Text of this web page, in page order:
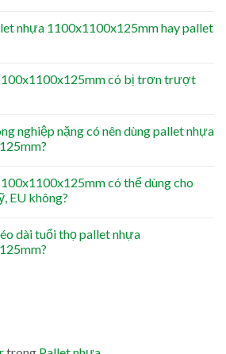
nhựa 1100x1100x125mm hay pallet
có bị trơn trượt
nghiệp nặng có nên dùng pallet nhựa
có thể dùng cho
EU không?
dài tuổi thọ pallet nhựa